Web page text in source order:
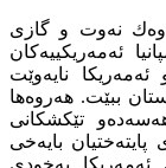
وەك نەوت و گازی
ئەمەریكییەكان
نایەوێت
ببێت. هەروەها
تێكشكانی
بایەخی
بەخودی